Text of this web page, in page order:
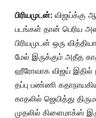
பிரியமுடன்: விஜய்க்கு
படங்கள் தான் பெரிய
பிரியமுடன் ஒரு
மேல் இருக்கும் அதீத
ஹீரோவாக விஜய் இதில்
தப்பு பண்ணி
காதலில் ஜெயித்து
முதலில் கிளைமாக்ஸ்